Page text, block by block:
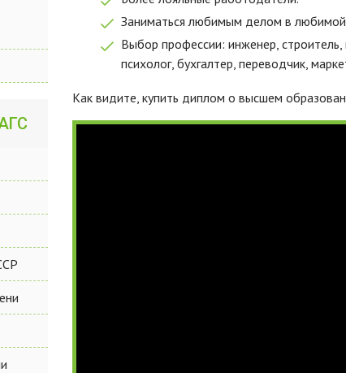
Заниматься любимым делом в любимой
Выбор профессии: инженер, строитель,
психолог, бухгалтер, переводчик,
Как видите, купить диплом о высшем